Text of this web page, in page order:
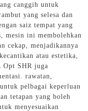
canggih untuk
yang selesa dan
saiz tempat yang
mesin ini membolehkan
cekap, menjadikannya
atau estetika,
Opt SHR juga
rawatan,
pelbagai keperluan
tetapan yang boleh
menyesuaikan